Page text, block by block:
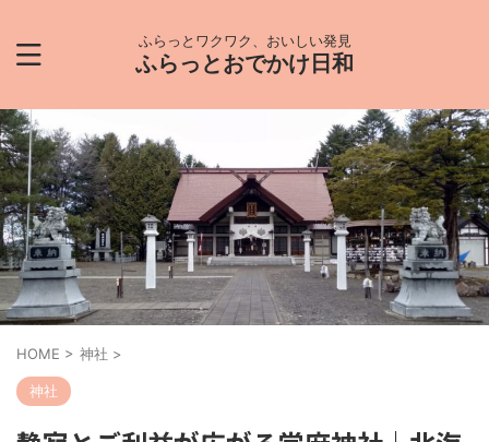
ふらっとワクワク、おいしい発見
ふらっとおでかけ日和
HOME > 神社 >
神社